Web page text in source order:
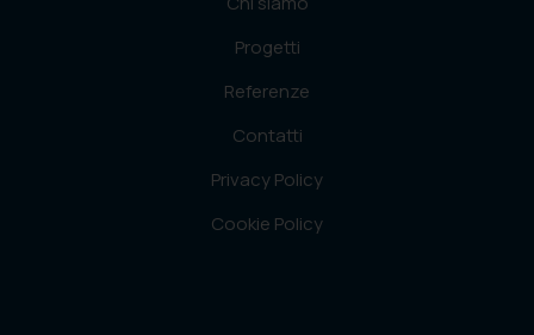
Progetti
Referenze
Contatti
Privacy Policy
Cookie Policy